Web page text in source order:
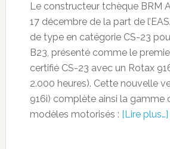
Le constructeur tchèque BRM
17 décembre de la part de
de type en catégorie CS-23
B23, présenté comme le
certifié CS-23 avec un Rotax
2.000 heures). Cette nouvelle
916i) complète ainsi la gamme
modèles motorisés : [Lire plus…]